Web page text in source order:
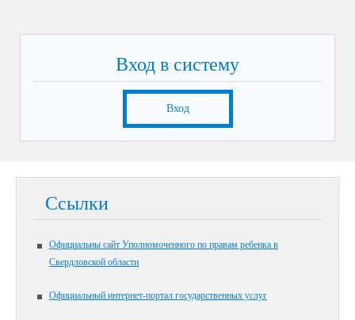
Вход в систему
Вход
Ссылки
Официальны сайт Уполномоченного по правам ребенка в
Свердловской области
Официальный интернет-портал государственных услуг